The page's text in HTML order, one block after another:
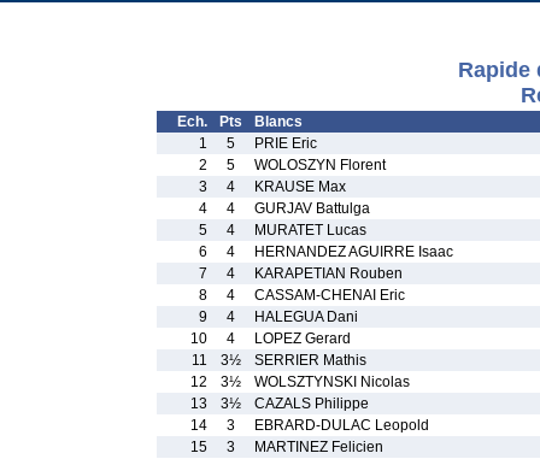
Rapide
Ech. Pts
Blancs
1
5
PRIE Eric
2
5
WOLOSZYN Florent
3
4
KRAUSE Max
4
4
GURJAV Battulga
5
4
MURATET Lucas
6
4
HERNANDEZ AGUIRRE Isaac
7
4
KARAPETIAN Rouben
8
4
CASSAM-CHENAI Eric
9
4
HALEGUA Dani
10
4
LOPEZ Gerard
11
3½
SERRIER Mathis
12
3½
WOLSZTYNSKI Nicolas
13
3½
CAZALS Philippe
14
3
EBRARD-DULAC Leopold
15
3
MARTINEZ Felicien